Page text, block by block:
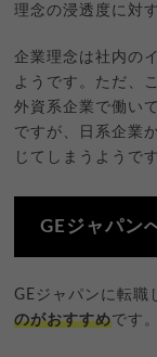
理念の浸透度に対
企業理念は社内の
ようです。ただ、
外資系企業で働い
ですが、日系企業
じてしまうようです
GEジャパン
GEジャパンに転職
のがおすすめです。